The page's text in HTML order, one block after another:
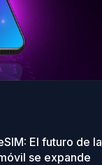
El futuro de la
se expande